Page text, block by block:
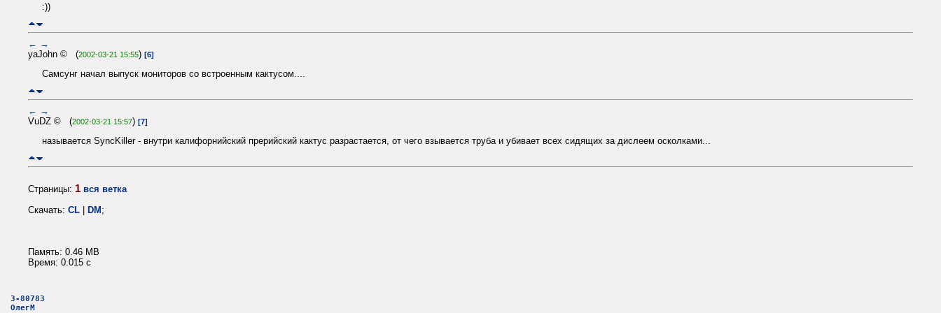
:))
← →
yaJohn © (2002-03-21 15:55) [6]
Самсунг начал выпуск мониторов со встроенным кактусом....
← →
VuDZ © (2002-03-21 15:57) [7]
называется SyncKiller - внутри калифорнийский прерийский кактус разрастается, от чего взывается труба и убивает всех сидящих за дислеем осколками...
Страницы: 1 вся ветка
Скачать: CL | DM;
Память: 0.46 MB
Время: 0.015 c
3-80783
ОлегМ